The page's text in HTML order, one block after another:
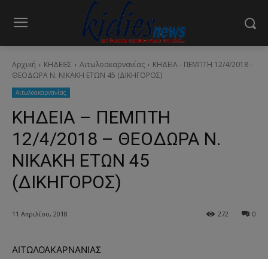
Αρχική ΚΗΔΕΙΕΣ Aιτωλοακαρνανίας
ΚΗΔΕΙΑ - ΠΕΜΠΤΗ 12/4/2018 -
ΘΕΟΔΩΡΑ Ν. ΝΙΚΑΚΗ ΕΤΩΝ 45 (ΔΙΚΗΓΟΡΟΣ)
Aιτωλοακαρνανίας
ΚΗΔΕΙΑ – ΠΕΜΠΤΗ
12/4/2018 – ΘΕΟΔΩΡΑ Ν.
ΝΙΚΑΚΗ ΕΤΩΝ 45
(ΔΙΚΗΓΟΡΟΣ)
11 Απριλίου, 2018 0
272
ΑΙΤΩΛΟΑΚΑΡΝΑΝΙΑΣ